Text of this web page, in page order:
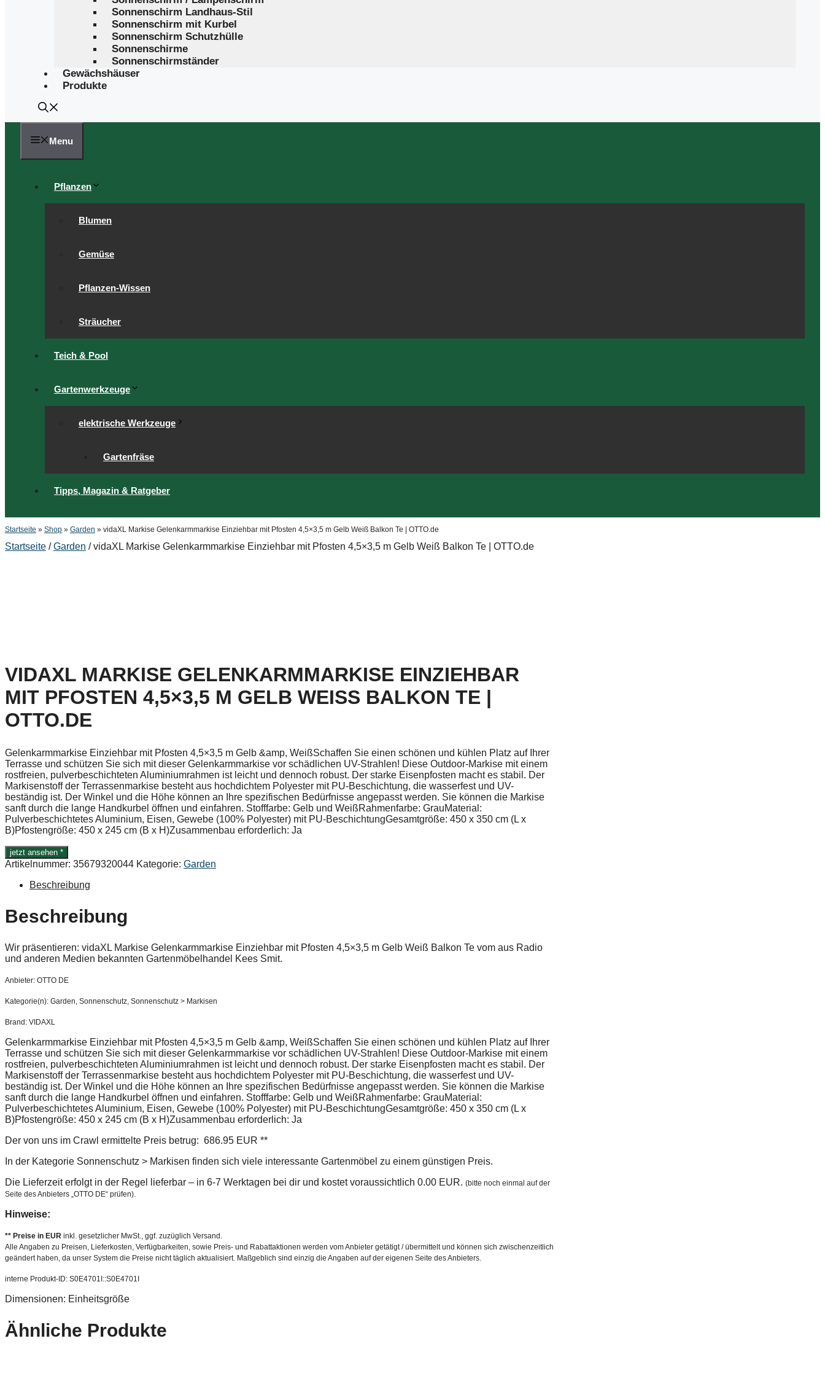
Sonnenschirm Landhaus-Stil
Sonnenschirm mit Kurbel
Sonnenschirm Schutzhülle
Sonnenschirme
Sonnenschirmständer
Gewächshäuser
Produkte
Menu
Pflanzen
Blumen
Gemüse
Pflanzen-Wissen
Sträucher
Teich & Pool
Gartenwerkzeuge
elektrische Werkzeuge
Gartenfräse
Tipps, Magazin & Ratgeber
Startseite » Shop » Garden » vidaXL Markise Gelenkarmmarkise Einziehbar mit Pfosten 4,5×3,5 m Gelb Weiß Balkon Te | OTTO.de
Startseite /Garden / vidaXL Markise Gelenkarmmarkise Einziehbar mit Pfosten 4,5×3,5 m Gelb Weiß Balkon Te | OTTO.de
VIDAXL MARKISE GELENKARMMARKISE EINZIEHBAR
MIT PFOSTEN 4,5×3,5 M GELB WEISS BALKON TE | O
TTO.DE
Gelenkarmmarkise Einziehbar mit Pfosten 4,5×3,5 m Gelb &amp, WeißSchaffen Sie einen schönen und kühlen Platz auf Ihrer
Terrasse und schützen Sie sich mit dieser Gelenkarmmarkise vor schädlichen UV-Strahlen! Diese Outdoor-Markise mit einem
rostfreien, pulverbeschichteten Aluminiumrahmen ist leicht und dennoch robust. Der starke Eisenpfosten macht es stabil. Der
Markisenstoff der Terrassenmarkise besteht aus hochdichtem Polyester mit PU-Beschichtung, die wasserfest und UV-
beständig ist. Der Winkel und die Höhe können an Ihre spezifischen Bedürfnisse angepasst werden. Sie können die Markise
sanft durch die lange Handkurbel öffnen und einfahren. Stofffarbe: Gelb und WeißRahmenfarbe: GrauMaterial:
Pulverbeschichtetes Aluminium, Eisen, Gewebe (100% Polyester) mit PU-BeschichtungGesamtgröße: 450 x 350 cm (L x
B)Pfostengröße: 450 x 245 cm (B x H)Zusammenbau erforderlich: Ja
jetzt ansehen *
Artikelnummer: 35679320044 Kategorie: Garden
Beschreibung
Beschreibung
Wir präsentieren: vidaXL Markise Gelenkarmmarkise Einziehbar mit Pfosten 4,5×3,5 m Gelb Weiß Balkon Te vom aus Radio
und anderen Medien bekannten Gartenmöbelhandel Kees Smit.
Anbieter: OTTO DE
Kategorie(n): Garden, Sonnenschutz, Sonnenschutz > Markisen
Brand: VIDAXL
Gelenkarmmarkise Einziehbar mit Pfosten 4,5×3,5 m Gelb &amp, WeißSchaffen Sie einen schönen und kühlen Platz auf Ihrer
Terrasse und schützen Sie sich mit dieser Gelenkarmmarkise vor schädlichen UV-Strahlen! Diese Outdoor-Markise mit einem
rostfreien, pulverbeschichteten Aluminiumrahmen ist leicht und dennoch robust. Der starke Eisenpfosten macht es stabil. Der
Markisenstoff der Terrassenmarkise besteht aus hochdichtem Polyester mit PU-Beschichtung, die wasserfest und UV-
beständig ist. Der Winkel und die Höhe können an Ihre spezifischen Bedürfnisse angepasst werden. Sie können die Markise
sanft durch die lange Handkurbel öffnen und einfahren. Stofffarbe: Gelb und WeißRahmenfarbe: GrauMaterial:
Pulverbeschichtetes Aluminium, Eisen, Gewebe (100% Polyester) mit PU-BeschichtungGesamtgröße: 450 x 350 cm (L x
B)Pfostengröße: 450 x 245 cm (B x H)Zusammenbau erforderlich: Ja
Der von uns im Crawl ermittelte Preis betrug: 686.95 EUR **
In der Kategorie Sonnenschutz > Markisen finden sich viele interessante Gartenmöbel zu einem günstigen Preis.
Die Lieferzeit erfolgt in der Regel lieferbar – in 6-7 Werktagen bei dir und kostet voraussichtlich 0.00 EUR. (bitte noch einmal auf der
Seite des Anbieters „OTTO DE“ prüfen).
Hinweise:
** Preise in EUR inkl. gesetzlicher MwSt., ggf. zuzüglich Versand.
Alle Angaben zu Preisen, Lieferkosten, Verfügbarkeiten, sowie Preis- und Rabattaktionen werden vom Anbieter getätigt / übermittelt und können sich zwischenzeitlich
geändert haben, da unser System die Preise nicht täglich aktualisiert. Maßgeblich sind einzig die Angaben auf der eigenen Seite des Anbieters.
interne Produkt-ID: S0E4701I::S0E4701I
Dimensionen: Einheitsgröße
Ähnliche Produkte